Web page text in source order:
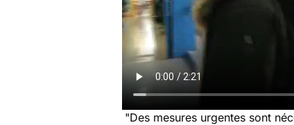
"Des mesures urgentes sont